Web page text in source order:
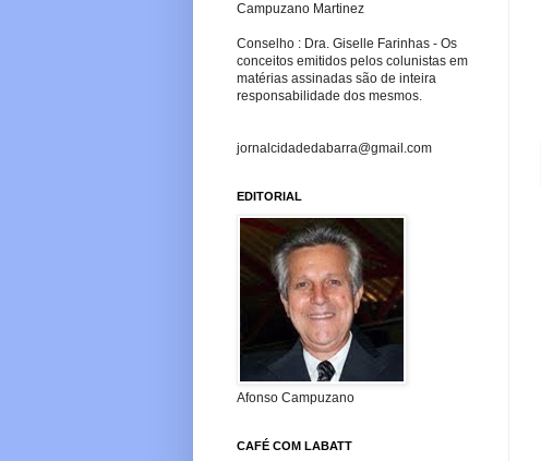
Campuzano Martinez
Conselho : Dra. Giselle Farinhas - Os
conceitos emitidos pelos colunistas em
matérias assinadas são de inteira
responsabilidade dos mesmos.
jornalcidadedabarra@gmail.com
EDITORIAL
Afonso Campuzano
CAFÉ COM LABATT